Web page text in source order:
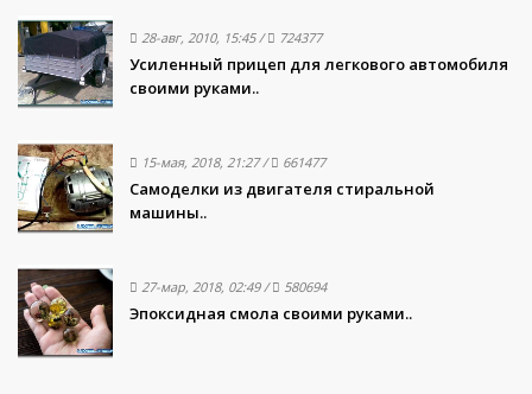
28-авг, 2010, 15:45/ 724377
Усиленный прицеп для легкового автомобиля
своими руками..
15-мая, 2018, 21:27/ 661477
Самоделки из двигателя стиральной
машины..
27-мар, 2018, 02:49/ 580694
Эпоксидная смола своими руками..